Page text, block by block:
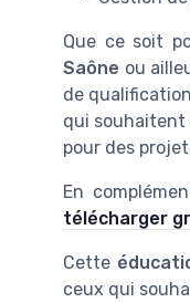
Que ce soit
Saône ou
de
qui souhaitent
pour des
En
télécharger
Cette
ceux qui